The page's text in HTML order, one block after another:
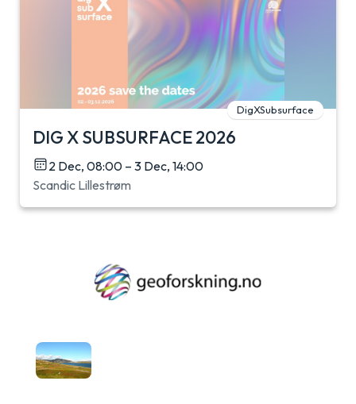
DigXSubsurface
DIG X SUBSURFACE 2026
2 Dec, 08:00 – 3 Dec, 14:00
Scandic Lillestrøm